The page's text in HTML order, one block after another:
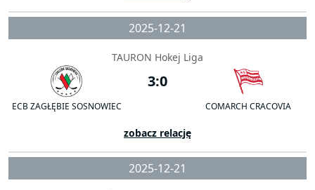
2025-12-21
TAURON Hokej Liga
ECB ZAGŁĘBIE SOSNOWIEC
3:0
COMARCH CRACOVIA
zobacz relację
2025-12-21